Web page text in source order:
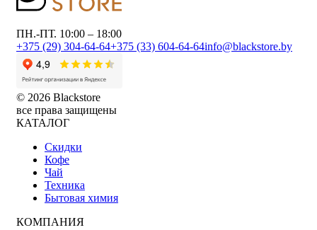
ПН.-ПТ. 10:00 – 18:00
+375 (29) 304-64-64+375 (33) 604-64-64info@blackstore.by
© 2026 Blackstore
все права защищены
КАТАЛОГ
Скидки
Кофе
Чай
Техника
Бытовая химия
КОМПАНИЯ